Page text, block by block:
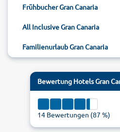
Frühbucher Gran Canaria
All Inclusive Gran Canaria
Familienurlaub Gran Canaria
Bewertung Hotels Gran
14Bewertungen (87 %)